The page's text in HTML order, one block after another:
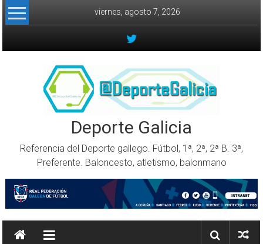
Skip to content
viernes, agosto 7, 2026
Deporte Galicia
Referencia del Deporte gallego. Fútbol, 1ª, 2ª, 2ª B. 3ª,
Preferente. Baloncesto, atletismo, balonmano